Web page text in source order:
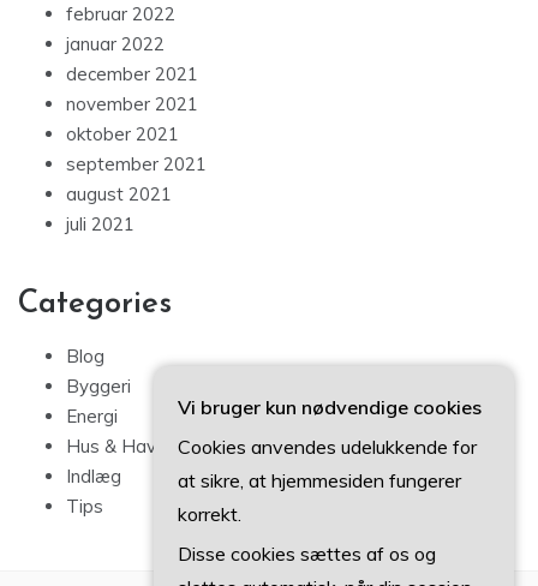
februar 2022
januar 2022
december 2021
november 2021
oktober 2021
september 2021
august 2021
juli 2021
Categories
Blog
Byggeri
Energi
Hus & Have
Indlæg
Tips
Vi bruger kun nødvendige cookies
Cookies anvendes udelukkende for
at sikre, at hjemmesiden fungerer
korrekt.
Disse cookies sættes af os og